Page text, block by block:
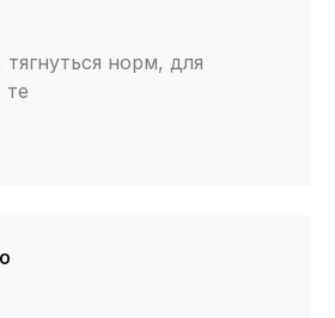
тягнуться норм, для
те